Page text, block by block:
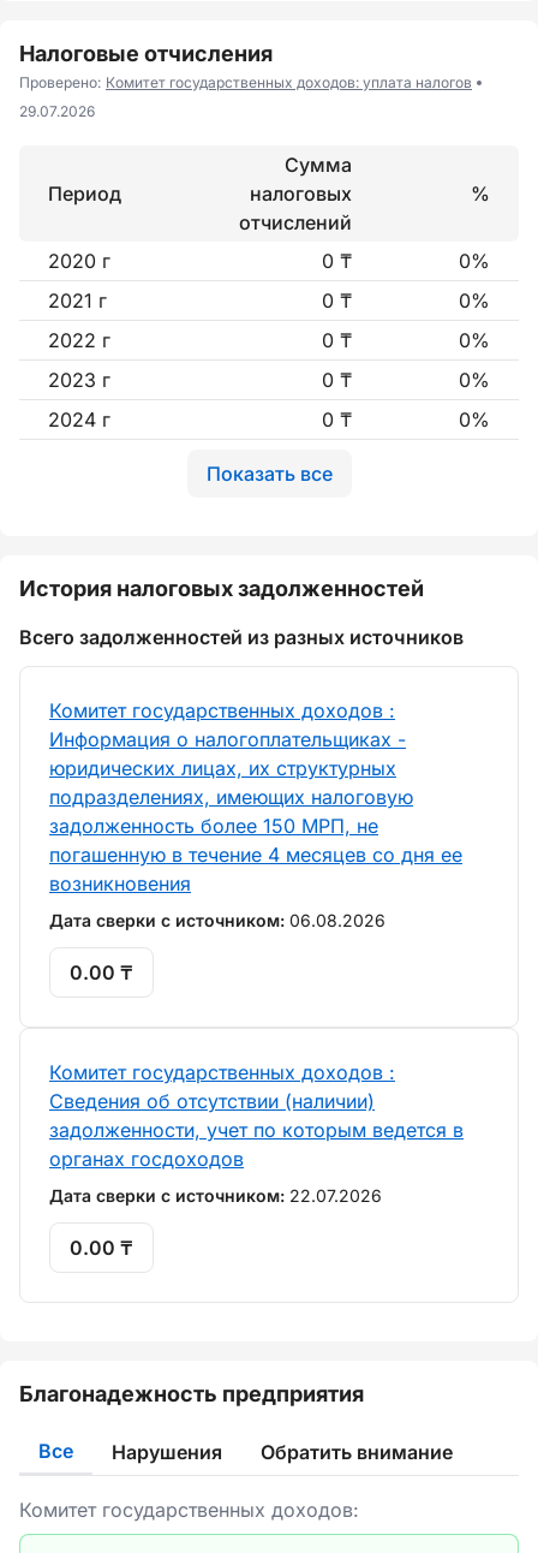
Налоговые отчисления
Проверено: Комитет государственных доходов: уплата налогов
29.07.2026
Период
Сумма
налоговых
отчислений
%
2020 г 0 ₸
0%
2021 г
0 ₸
0%
2022 г
0 ₸
0%
2023 г
0 ₸
0%
2024 г
0 ₸ 0%
Показать все
История налоговых задолженностей
Всего задолженностей из разных источников
Комитет государственных доходов :
Информация о налогоплательщиках -
юридических лицах, их структурных
подразделениях, имеющих налоговую
задолженность более 150 МРП, не
погашенную в течение 4 месяцев со дня ее
возникновения
Дата сверки с источником: 06.08.2026
0.00 ₸
Комитет государственных доходов :
Сведения об отсутствии (наличии)
задолженности, учет по которым ведется в
органах госдоходов
Дата сверки с источником: 22.07.2026
0.00 ₸
Благонадежность предприятия
Все Нарушения Обратить внимание
Комитет государственных доходов: